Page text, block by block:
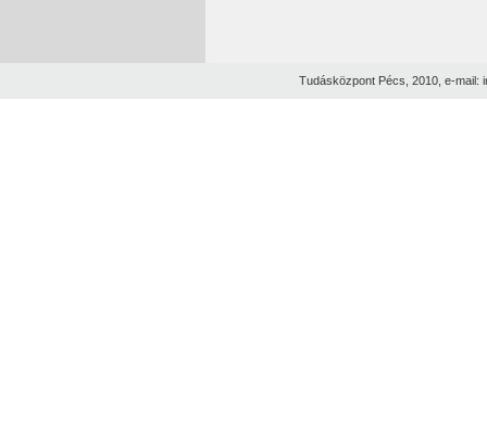
Tudásközpont Pécs, 2010, e-mail: